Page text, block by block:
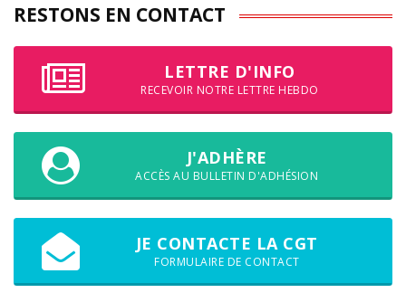
RESTONS EN CONTACT
LETTRE D'INFO
RECEVOIR NOTRE LETTRE HEBDO
J'ADHÈRE
ACCÈS AU BULLETIN D'ADHÉSION
JE CONTACTE LA CGT
FORMULAIRE DE CONTACT